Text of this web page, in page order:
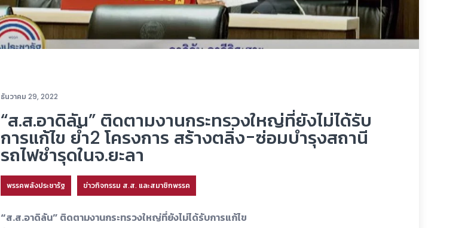
ธันวาคม 29, 2022
“ส.ส.อาดิลัน” ติดตามงานกระทรวงใหญ่ที่ยังไม่ได้รับ
การแก้ไข ย้ำ2 โครงการ สร้างตลิ่ง-ซ่อมบำรุงสถานี
รถไฟชำรุดในจ.ยะลา
พรรคพลังประชารัฐ ข่าวกิจกรรม ส.ส. และสมาชิกพรรค
“ส.ส.อาดิลัน” ติดตามงานกระทรวงใหญ่ที่ยังไม่ได้รับการแก้ไข